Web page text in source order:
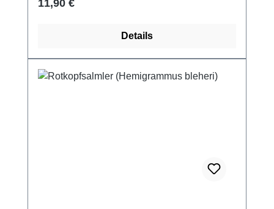
Regulärer Preis:
11,90 €
Details